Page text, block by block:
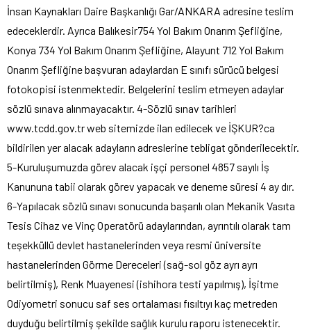
İnsan Kaynakları Daire Başkanlığı Gar/ANKARA adresine teslim
edeceklerdir. Ayrıca Balıkesir754 Yol Bakım Onarım Şefliğine,
Konya 734 Yol Bakım Onarım Şefliğine, Alayunt 712 Yol Bakım
Onarım Şefliğine başvuran adaylardan E sınıfı sürücü belgesi
fotokopisi istenmektedir. Belgelerini teslim etmeyen adaylar
sözlü sınava alınmayacaktır. 4-Sözlü sınav tarihleri
www.tcdd.gov.tr web sitemizde ilan edilecek ve İŞKUR?ca
bildirilen yer alacak adayların adreslerine tebligat gönderilecektir.
5-Kuruluşumuzda görev alacak işçi personel 4857 sayılı İş
Kanununa tabii olarak görev yapacak ve deneme süresi 4 ay dır.
6-Yapılacak sözlü sınavı sonucunda başarılı olan Mekanik Vasıta
Tesis Cihaz ve Vinç Operatörü adaylarından, ayrıntılı olarak tam
teşekküllü devlet hastanelerinden veya resmi üniversite
hastanelerinden Görme Dereceleri (sağ-sol göz ayrı ayrı
belirtilmiş), Renk Muayenesi (ishihora testi yapılmış), İşitme
Odiyometri sonucu saf ses ortalaması fısıltıyı kaç metreden
duyduğu belirtilmiş şekilde sağlık kurulu raporu istenecektir.